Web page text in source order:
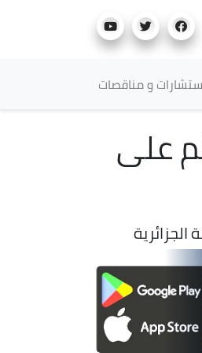
و مناقصات
على